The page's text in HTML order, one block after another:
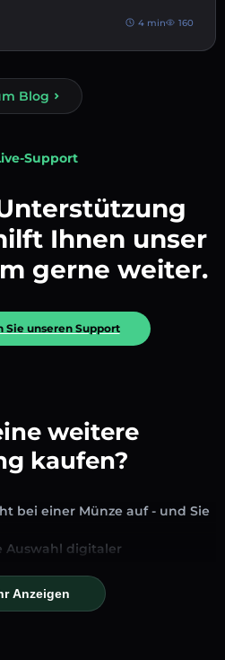
4 min 160
Blog
Support
Ihnen unser
gerne weiter.
Sie unseren Support
weitere
kaufen?
bei einer Münze auf - und Sie
Auswahl digitaler
sind. Ob etablierte
Altcoins oder trendige
Anzeigen